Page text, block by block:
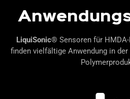
LiquiSonic® Sensoren für
finden vielfältige Anwendung in